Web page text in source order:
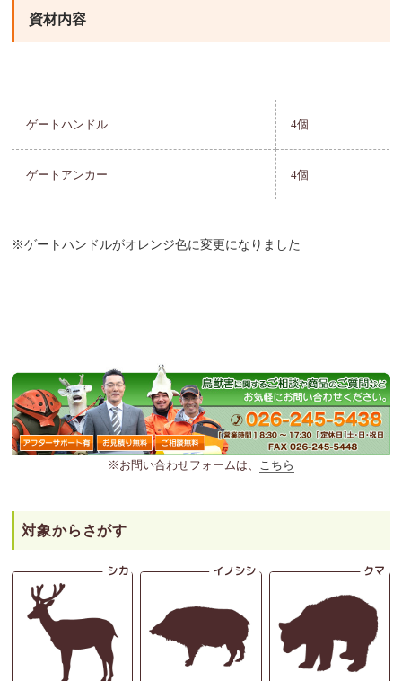
資材内容
ゲートハンドル 4個
ゲートアンカー 4個
※ゲートハンドルがオレンジ色に変更になりました
※お問い合わせフォームは、 こちら
対象からさがす